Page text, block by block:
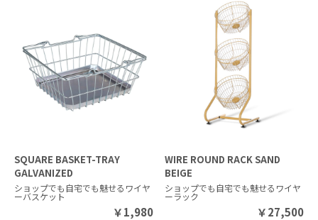
SQUARE BASKET-TRAY
GALVANIZED
ショップでも自宅でも魅せるワイヤ
ーバスケット
￥1,980
WIRE ROUND RACK SAND
BEIGE
ショップでも自宅でも魅せるワイヤ
ーラック
￥27,500